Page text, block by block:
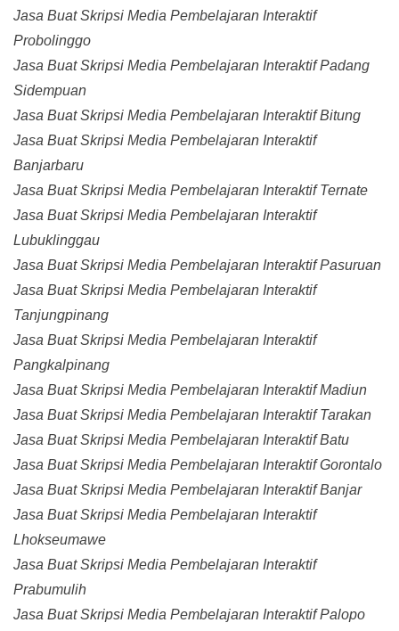
Jasa Buat Skripsi Media Pembelajaran Interaktif
Probolinggo
Jasa Buat Skripsi Media Pembelajaran Interaktif Padang
Sidempuan
Jasa Buat Skripsi Media Pembelajaran Interaktif Bitung
Jasa Buat Skripsi Media Pembelajaran Interaktif
Banjarbaru
Jasa Buat Skripsi Media Pembelajaran Interaktif Ternate
Jasa Buat Skripsi Media Pembelajaran Interaktif
Lubuklinggau
Jasa Buat Skripsi Media Pembelajaran Interaktif Pasuruan
Jasa Buat Skripsi Media Pembelajaran Interaktif
Tanjungpinang
Jasa Buat Skripsi Media Pembelajaran Interaktif
Pangkalpinang
Jasa Buat Skripsi Media Pembelajaran Interaktif Madiun
Jasa Buat Skripsi Media Pembelajaran Interaktif Tarakan
Jasa Buat Skripsi Media Pembelajaran Interaktif Batu
Jasa Buat Skripsi Media Pembelajaran Interaktif Gorontalo
Jasa Buat Skripsi Media Pembelajaran Interaktif Banjar
Jasa Buat Skripsi Media Pembelajaran Interaktif
Lhokseumawe
Jasa Buat Skripsi Media Pembelajaran Interaktif
Prabumulih
Jasa Buat Skripsi Media Pembelajaran Interaktif Palopo